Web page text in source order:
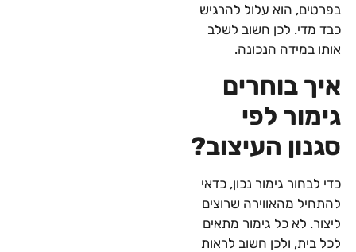
בפרטים, הוא עלול להרגיש
כבד מדי. לכן חשוב לשלב
אותו במידה הנכונה.
איך בוחרים
גימור לפי
סגנון העיצוב?
כדי לבחור גימור נכון, כדאי
להתחיל מהאווירה שרוצים
ליצור. לא כל גימור מתאים
לכל בית, ולכן חשוב לראות